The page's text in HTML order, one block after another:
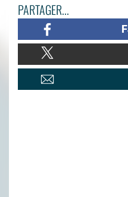
PARTAGER...